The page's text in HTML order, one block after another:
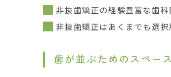
非抜歯矯正の経験豊富な歯
非抜歯矯正はあくまでも選
歯が並ぶためのスペー